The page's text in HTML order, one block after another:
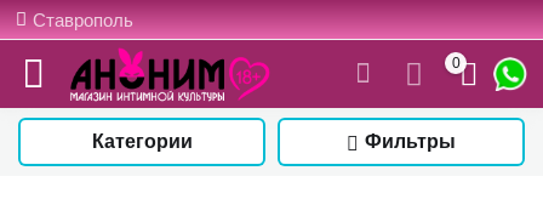
Ставрополь
0
Категории Фильтры